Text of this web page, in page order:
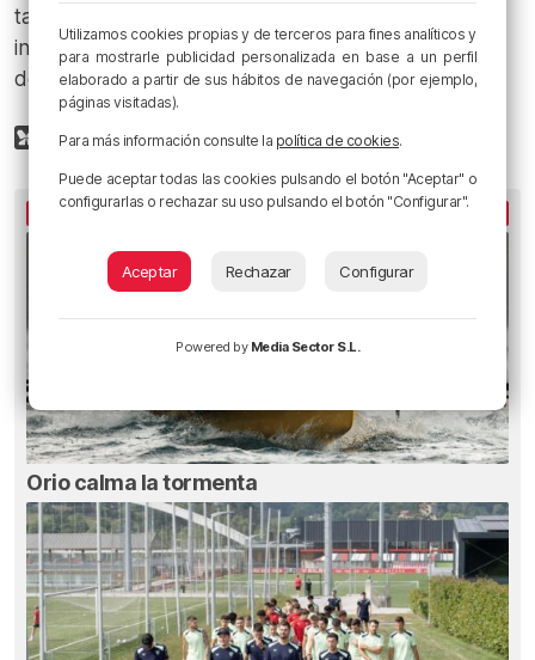
también otra condena de 10 años de cárcel por un
intento de asesinato de otro hombre perpetrado el 17
de diciembre de 2021 también en la capital vizcaína.
LO MÁS LEÍDO
Orio calma la tormenta
Utilizamos cookies propias y de terceros para fines analíticos y
para mostrarle publicidad personalizada en base a un perfil
elaborado a partir de sus hábitos de navegación (por ejemplo,
páginas visitadas).
Para más información consulte la política de cookies.
Puede aceptar todas las cookies pulsando el botón "Aceptar" o
configurarlas o rechazar su uso pulsando el botón "Configurar".
Aceptar Rechazar Configurar
Powered by Media Sector S.L.